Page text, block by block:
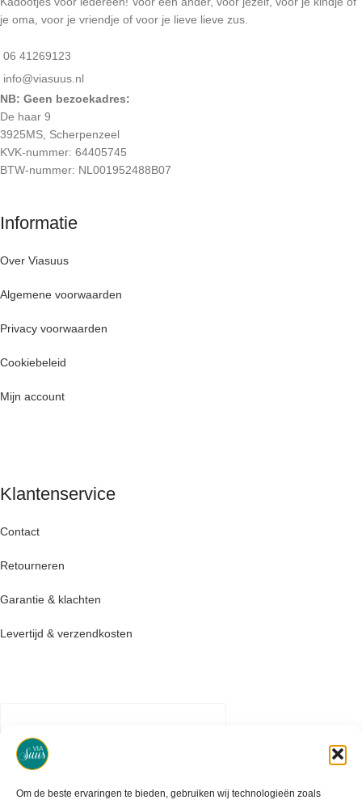
Om de beste ervaringen te bieden, gebruiken wij technologieën zoals
je oma, voor je vriendje of voor je lieve lieve zus.
06 41269123
info@viasuus.nl
NB: Geen bezoekadres:
De haar 9
3925MS, Scherpenzeel
KVK-nummer: 64405745
BTW-nummer: NL001952488B07
Informatie
Over Viasuus
Algemene voorwaarden
Privacy voorwaarden
Cookiebeleid
Mijn account
Klantenservice
Contact
Retourneren
Garantie & klachten
Levertijd & verzendkosten